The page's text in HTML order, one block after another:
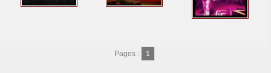
Pages : 1